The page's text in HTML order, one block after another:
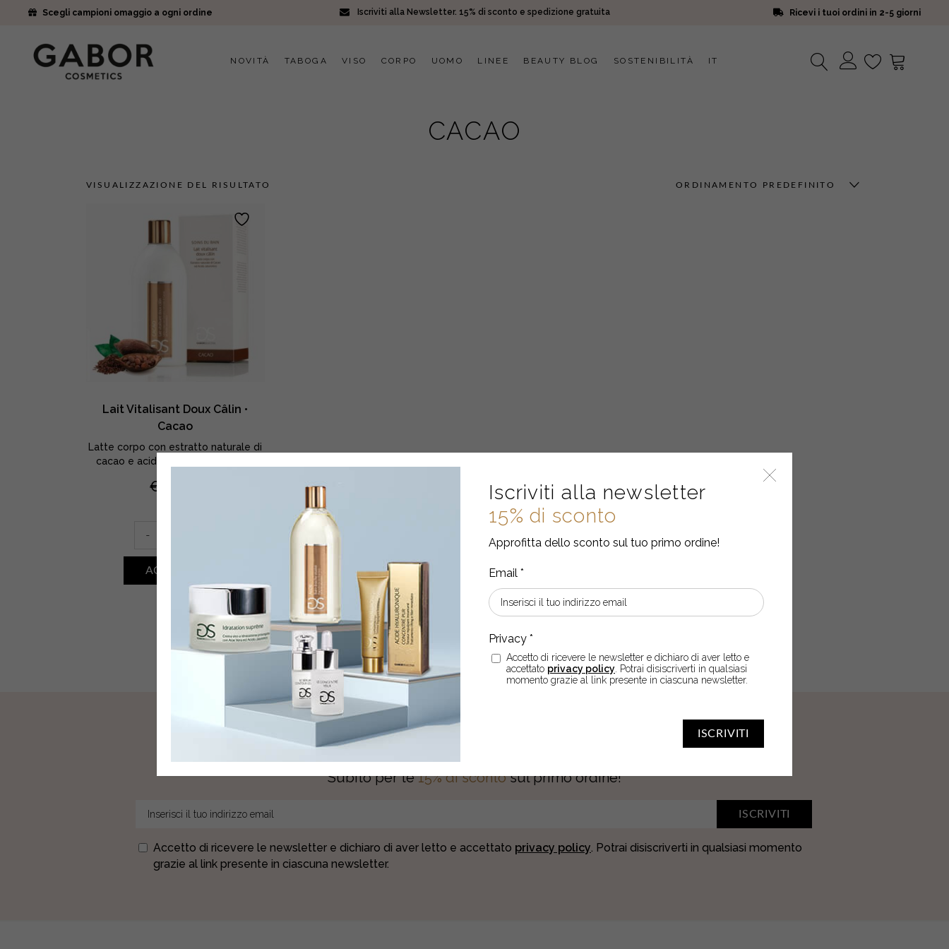
Iscriviti alla newsletter
15% di sconto
Approfitta dello sconto sul tuo primo ordine!
ISCRIVITI
Accetto di ricevere le newsletter e dichiaro di aver letto e
accettato privacy policy . Potrai disiscriverti in qualsiasi
momento grazie al link presente in ciascuna newsletter.
Scegli campioni omaggio a ogni ordine Iscriviti alla Newsletter. 15% di sconto e spedizione gratuita Ricevi i tuoi ordini in 2-5 giorni
NOVITÀ TABOGA VISO CORPO UOMO LINEE BEAUTY BLOG SOSTENIBILITÀ IT
CACAO
VISUALIZZAZIONE DEL RISULTATO ORDINAMENTO PREDEFINITO
Lait Vitalisant Doux Câlin •
Cacao
Latte corpo con estratto naturale di
cacao e acido ialuronico - 550 ml
€
Doux
Câlin
-
ACQUISTA
ISCRIVITI ALLA NEWSLETTER
Subito per te15% di scontosul primo ordine!
ISCRIVITI
Accetto di ricevere le newsletter e dichiaro di aver letto e accettato privacy policy. Potrai disiscriverti in qualsiasi momento
grazie al link presente in ciascuna newsletter.